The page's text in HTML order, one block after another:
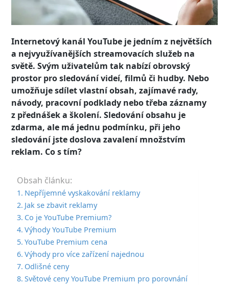
Internetový kanál YouTube je jedním z největších
a nejvyužívanějších streamovacích služeb na
světě. Svým uživatelům tak nabízí obrovský
prostor pro sledování videí, filmů či hudby. Nebo
umožňuje sdílet vlastní obsah, zajímavé rady,
návody, pracovní podklady nebo třeba záznamy
z přednášek a školení. Sledování obsahu je
zdarma, ale má jednu podmínku, při jeho
sledování jste doslova zavalení množstvím
reklam. Co s tím?
Obsah článku:
Nepříjemné vyskakování reklamy
Jak se zbavit reklamy
Co je YouTube Premium?
Výhody YouTube Premium
YouTube Premium cena
Výhody pro více zařízení najednou
Odlišné ceny
Světové ceny YouTube Premium pro porovnání